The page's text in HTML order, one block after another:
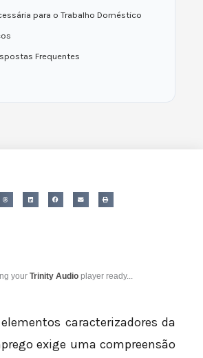
para o Trabalho Doméstico
Frequentes
your Trinity Audio player ready...
caracterizadores da
exige uma compreensão